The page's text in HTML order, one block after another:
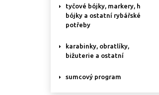
tyčové bójky, markery, h
bójky a ostatní rybářské
potřeby
karabinky, obratlíky,
bižuterie a ostatní
sumcový program